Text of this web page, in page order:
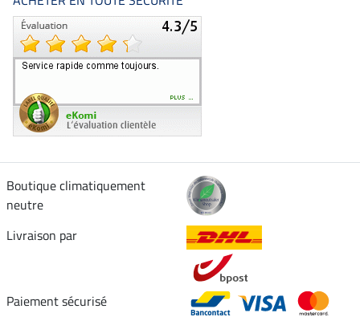
Boutique climatiquement
neutre
Livraison par
Paiement sécurisé